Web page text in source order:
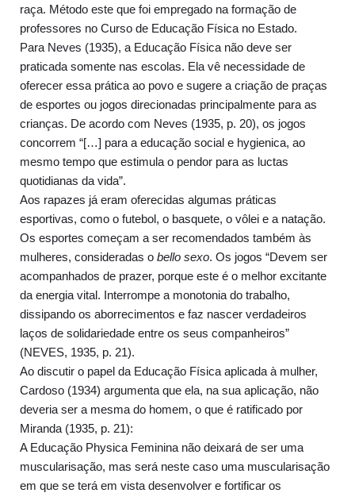
raça. Método este que foi empregado na formação de
professores no Curso de Educação Física no Estado.
Para Neves (1935), a Educação Física não deve ser
praticada somente nas escolas. Ela vê necessidade de
oferecer essa prática ao povo e sugere a criação de praças
de esportes ou jogos direcionadas principalmente para as
crianças. De acordo com Neves (1935, p. 20), os jogos
concorrem “[…] para a educação social e hygienica, ao
mesmo tempo que estimula o pendor para as luctas
quotidianas da vida”.
Aos rapazes já eram oferecidas algumas práticas
esportivas, como o futebol, o basquete, o vôlei e a natação.
Os esportes começam a ser recomendados também às
mulheres, consideradas o bello sexo. Os jogos “Devem ser
acompanhados de prazer, porque este é o melhor excitante
da energia vital. Interrompe a monotonia do trabalho,
dissipando os aborrecimentos e faz nascer verdadeiros
laços de solidariedade entre os seus companheiros”
(NEVES, 1935, p. 21).
Ao discutir o papel da Educação Física aplicada à mulher,
Cardoso (1934) argumenta que ela, na sua aplicação, não
deveria ser a mesma do homem, o que é ratificado por
Miranda (1935, p. 21):
A Educação Physica Feminina não deixará de ser uma
muscularisação, mas será neste caso uma muscularisação
em que se terá em vista desenvolver e fortificar os